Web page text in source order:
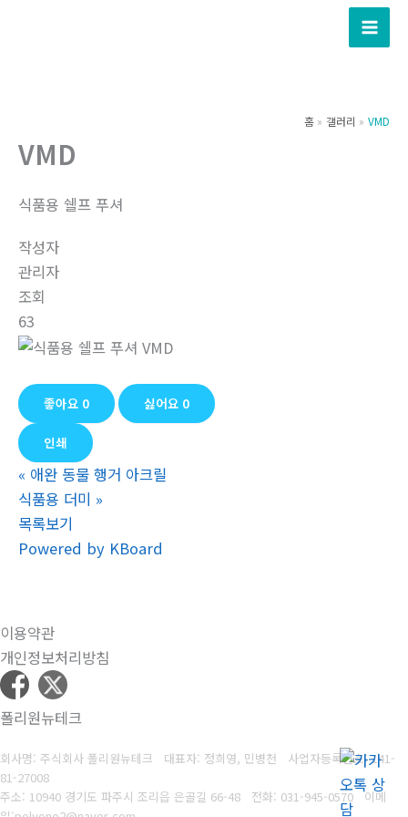
홈 갤러리 VMD
VMD
식품용 쉘프 푸셔
작성자
관리자
조회
63
좋아요 0 싫어요 0
인쇄
« 애완 동물 행거 아크릴
식품용 더미 »
목록보기
Powered by KBoard
이용약관
개인정보처리방침
폴리원뉴테크
회사명: 주식회사 폴리원뉴테크 대표자: 정희영, 민병천 사업자등록번호:141-
81-27008
주소: 10940 경기도 파주시 조리읍 은골길 66-48 전화: 031-945-0570 이메